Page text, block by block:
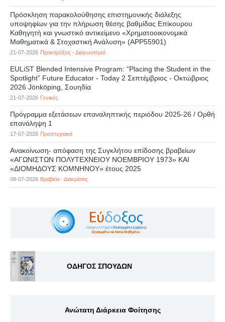
Πρόσκληση παρακολούθησης επιστημονικής διάλεξης
υποψηφίων για την πλήρωση θέσης βαθμίδας Επίκουρου
Καθηγητή και γνωστικό αντικείμενο «Χρηματοοικονομικά
Μαθηματικά & Στοχαστική Ανάλυση» (APP55901)
21-07-2026 Προκηρύξεις - Διαγωνισμοί
EULiST Blended Intensive Program: “Placing the Student in the
Spotlight” Future Educator - Today 2 Σεπτέμβριος - Οκτώβριος
2026 Jönköping, Σουηδία
21-07-2026 Γενικές
Πρόγραμμα εξετάσεων επαναληπτικής περιόδου 2025-26 / Ορθή
επανάληψη 1
17-07-2026 Προπτυχιακά
Ανακοίνωση- απόφαση της Συγκλήτου επίδοσης βραβείων
«ΑΓΩΝΙΣΤΩΝ ΠΟΛΥΤΕΧΝΕΙΟΥ ΝΟΕΜΒΡΙΟΥ 1973» ΚΑΙ
«ΔΙΟΜΗΔΟΥΣ ΚΟΜΝΗΝΟΥ» έτους 2025
08-07-2026 Βραβεία - Διακρίσεις
ΟΔΗΓΟΣ ΣΠΟΥΔΩΝ
Ανώτατη Διάρκεια Φοίτησης